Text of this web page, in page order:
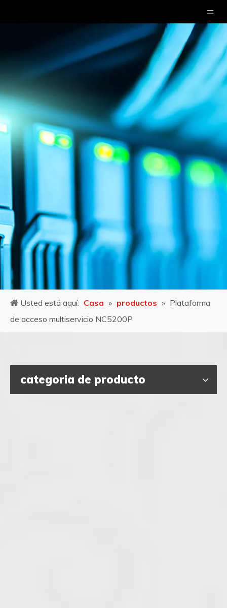
Usted está aquí: Casa » productos » Plataforma
de acceso multiservicio NC5200P
categoria de producto